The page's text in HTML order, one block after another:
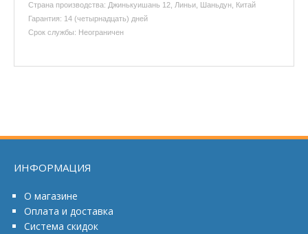
Страна производства: Джинькуишань 12, Линьи, Шаньдун, Китай
Гарантия: 14 (четырнадцать) дней
Срок службы: Неограничен
ИНФОРМАЦИЯ
О магазине
Оплата и доставка
Система скидок